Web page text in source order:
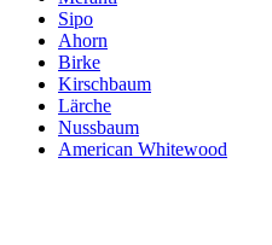
Sipo
Ahorn
Birke
Kirschbaum
Lärche
Nussbaum
American Whitewood